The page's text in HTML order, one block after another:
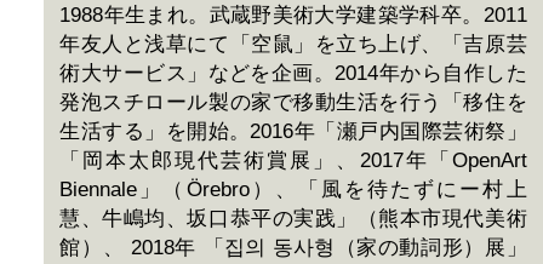
1988年生まれ。武蔵野美術大学建築学科卒。2011
年友人と浅草にて「空鼠」を立ち上げ、「吉原芸
術大サービス」などを企画。2014年から自作した
発泡スチロール製の家で移動生活を行う「移住を
生活する」を開始。2016年「瀬戸内国際芸術祭」
「岡本太郎現代芸術賞展」、2017年「OpenArt
Biennale」（Örebro）、「風を待たずにー村上
慧、牛嶋均、坂口恭平の実践」（熊本市現代美術
館）、 2018年 「집의 동사형（家の動詞形）展」